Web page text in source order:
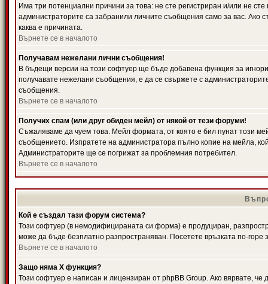
Има три потенциални причини за това: не сте регистриран и/или не
администраторите са забранили личните съобщения само за вас. Ако
каква е причината.
Върнете се в началото
Получавам нежелани лични съобщения!
В бъдещи версии на този софтуер ще бъде добавена функция за
получавате нежелани съобщения, е да се свържете с
съобщения.
Върнете се в началото
Получих спам (или друг обиден мейл) от някой от тези форуми!
Съжаляваме да чуем това. Мейл формата, от която е бил пунат този
съобщението. Изпратете на администратора пълно копие на мейла,
Администраторите ще се погрижат за проблемния потребител.
Върнете се в началото
Кой е създал тази форум система?
Този софтуер (в немодифицираната си форма) е продуциран,
може да бъде безплатно разпространяван. Посетете връзката по-горе
Върнете се в началото
Защо няма X функция?
Този софтуер е написан и лицензиран от phpBB Group. Ако вярвате,